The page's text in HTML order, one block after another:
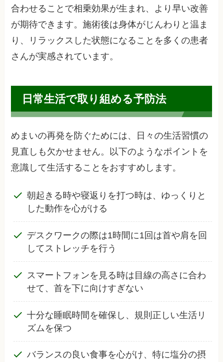
合わせることで相乗効果が生まれ、より早い改善
が期待できます。施術後は身体がじんわりと温ま
り、リラックスした状態になることを多くの患者
さんが実感されています。
日常生活で取り組める予防法
めまいの再発を防ぐためには、日々の生活習慣の
見直しも欠かせません。以下のようなポイントを
意識して生活することをおすすめします。
朝起きる時や寝返りを打つ時は、ゆっくりと
した動作を心がける
デスクワークの際は1時間に1回は首や肩を回
してストレッチを行う
スマートフォンを見る時は目線の高さに合わ
せて、首を下に向けすぎない
十分な睡眠時間を確保し、規則正しい生活リ
ズムを保つ
バランスの良い食事を心がけ、特に塩分の摂